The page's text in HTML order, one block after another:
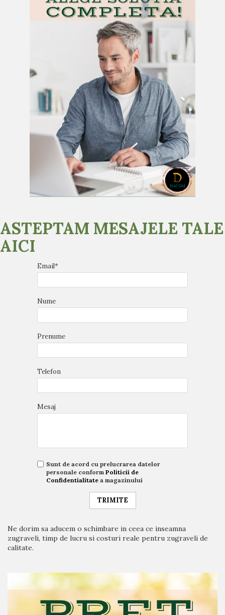
ASTEPTAM MESAJELE TALE
AICI
Email*
Nume
Prenume
Telefon
Mesaj
Sunt de acord cu prelucrarea datelor
personale conform Politicii de
Confidentialitate a magazinului
TRIMITE
Ne dorim sa aducem o schimbare in ceea ce inseamna
zugraveli, timp de lucru si costuri reale pentru zugraveli de
calitate.